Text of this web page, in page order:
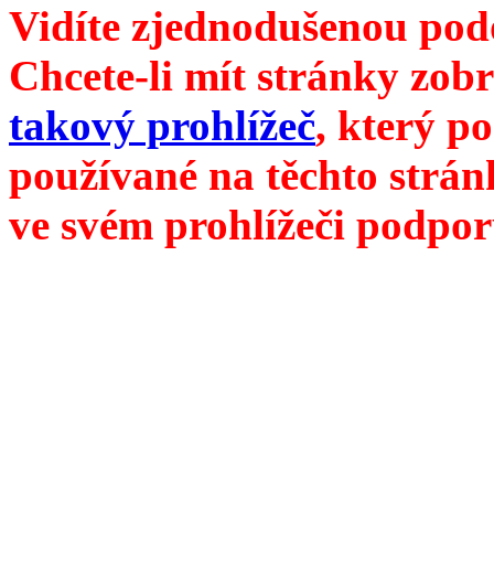
Vidíte zjednodušenou
Chcete-li mít stránky
takový prohlížeč, který
používané na těchto
ve svém prohlížeči